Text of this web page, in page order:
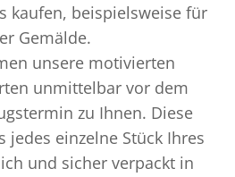
kaufen, beispielsweise für
Gemälde.
unsere motivierten
unmittelbar vor dem
zu Ihnen. Diese
jedes einzelne Stück Ihres
und sicher verpackt in